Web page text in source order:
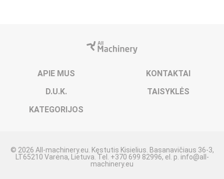
APIE MUS
KONTAKTAI
D.U.K.
TAISYKLĖS
KATEGORIJOS
© 2026 All-machinery.eu. Kęstutis Kisielius. Basanavičiaus 36-3,
LT65210 Varėna, Lietuva. Tel. +370 699 82996, el. p. info@all-
machinery.eu